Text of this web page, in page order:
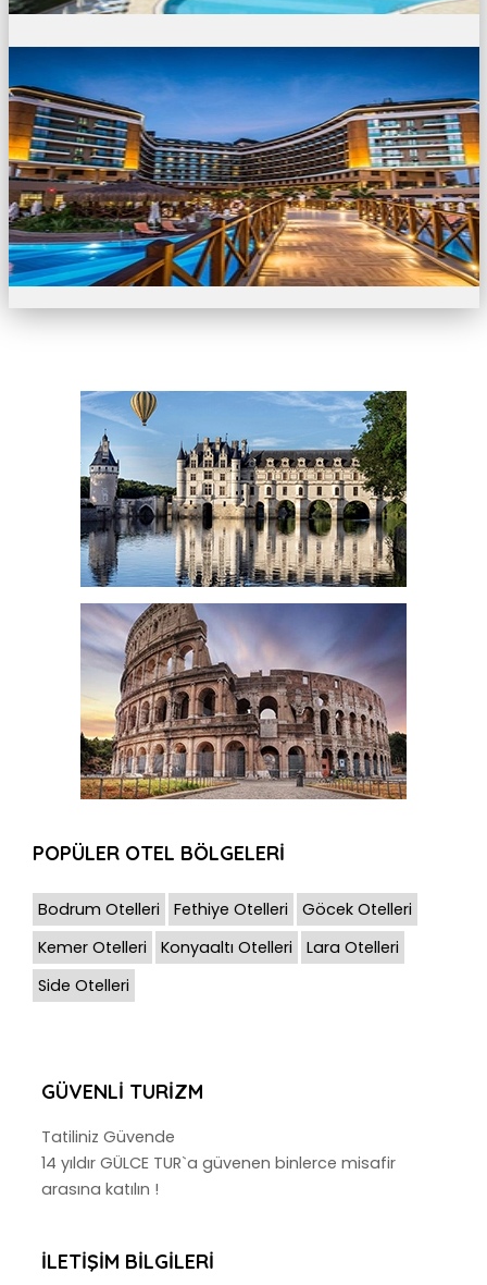
POPÜLER OTEL BÖLGELERİ
Bodrum Otelleri Fethiye Otelleri
Göcek Otelleri
Kemer Otelleri
Konyaaltı Otelleri
Lara Otelleri
Side Otelleri
GÜVENLI TURIZM
Tatiliniz Güvende
14 yıldır GÜLCE TUR`a güvenen binlerce misafir
arasına katılın !
İLETIŞIM BILGILERI